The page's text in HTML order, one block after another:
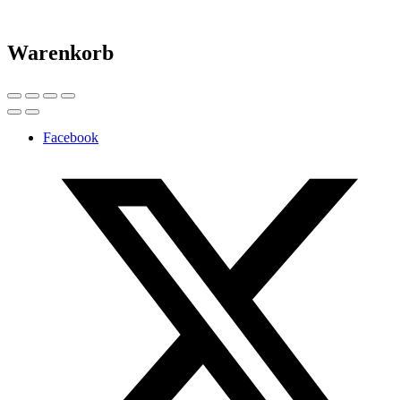
Warenkorb
Facebook